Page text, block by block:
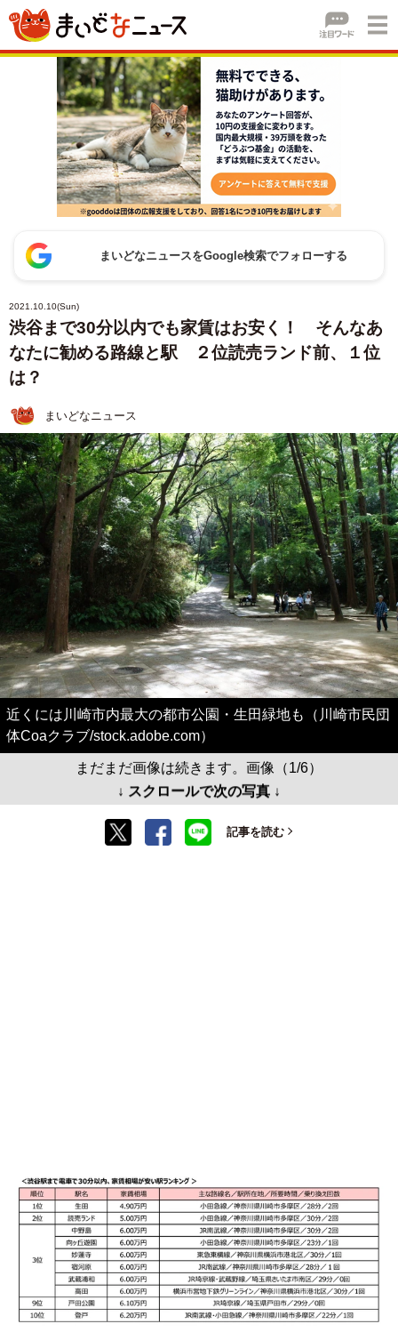
まいどなニュースをGoogle検索でフォローする
2021.10.10(Sun)
渋谷まで30分以内でも家賃はお安く！ そんなあ
なたに勧める路線と駅 ２位読売ランド前、１位
は？
まいどなニュース
近くには川崎市内最大の都市公園・生田緑地も（川崎市民団
体Coaクラブ/stock.adobe.com）
まだまだ画像は続きます。画像（1/6）
↓ スクロールで次の写真 ↓
記事を読む